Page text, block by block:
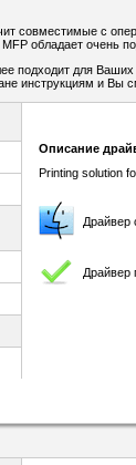
совместимые с
обладает очень
подходит для
инструкциям и Вы
Описание
Printing solution
Драйвер
Драйвер